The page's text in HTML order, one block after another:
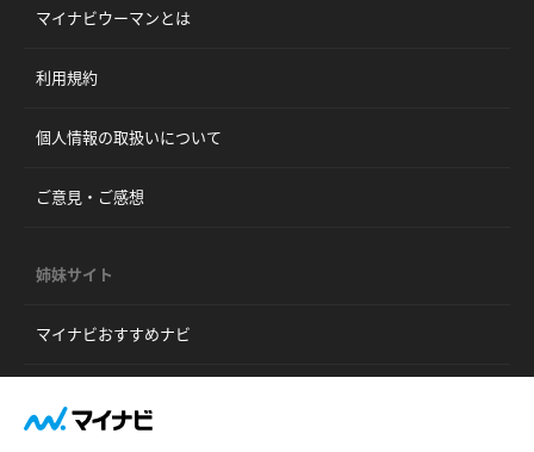
マイナビウーマンとは
利用規約
個人情報の取扱いについて
ご意見・ご感想
姉妹サイト
マイナビおすすめナビ